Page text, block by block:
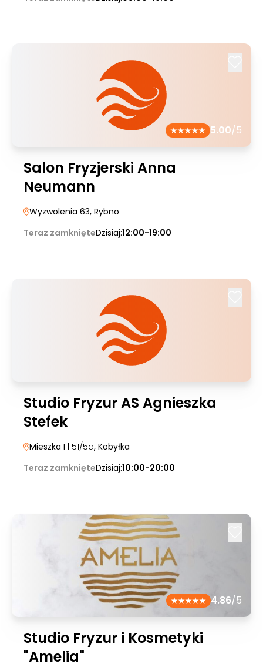
5.00/5
Salon Fryzjerski Anna
Neumann
Wyzwolenia 63, Rybno
Teraz zamknięteDzisiaj:12:00-19:00
Studio Fryzur AS Agnieszka
Stefek
Mieszka I | 51/5a, Kobyłka
Teraz zamknięteDzisiaj:10:00-20:00
4.86/5
Studio Fryzur i Kosmetyki
"Amelia"